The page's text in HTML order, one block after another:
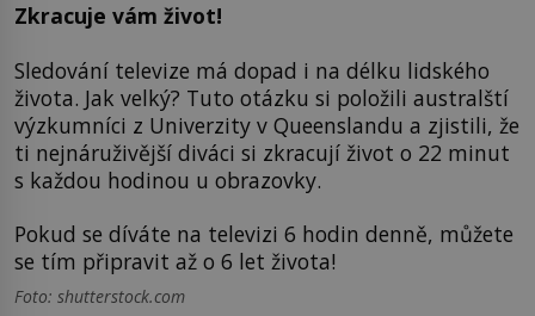
Zkracuje vám život!
Sledování televize má dopad i na délku lidského
života. Jak velký? Tuto otázku si položili australští
výzkumníci z Univerzity v Queenslandu a zjistili, že
ti nejnáruživější diváci si zkracují život o 22 minut
s každou hodinou u obrazovky.
Pokud se díváte na televizi 6 hodin denně, můžete
se tím připravit až o 6 let života!
Foto: shutterstock.com